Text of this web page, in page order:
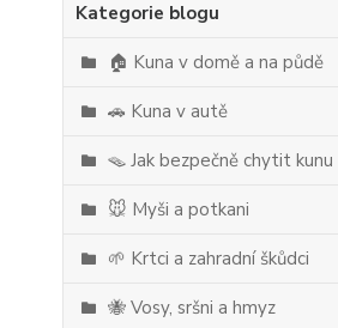
Kategorie blogu
🏠 Kuna v domě a na půdě
🚗 Kuna v autě
🪤 Jak bezpečně chytit kunu
🐭 Myši a potkani
🌱 Krtci a zahradní škůdci
🐝 Vosy, sršni a hmyz